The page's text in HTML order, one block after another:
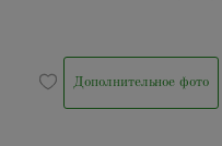
Дополнительное фото